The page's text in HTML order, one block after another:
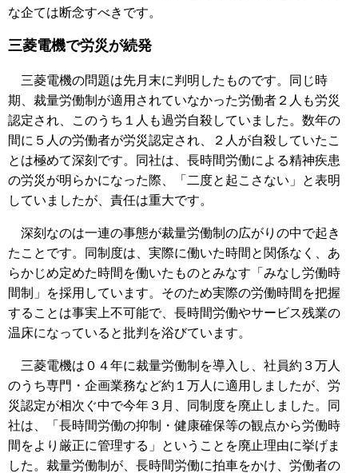
な企ては断念すべきです。
三菱電機で労災が続発
三菱電機の問題は先月末に判明したものです。同じ時
期、裁量労働制が適用されていなかった労働者２人も労災
認定され、このうち１人も過労自殺していました。数年の
間に５人の労働者が労災認定され、２人が自殺していたこ
とは極めて深刻です。同社は、長時間労働による精神疾患
の労災が明らかになった際、「二度と起こさない」と表明
していましたが、責任は重大です。
深刻なのは一連の事態が裁量労働制の広がりの中で起き
たことです。同制度は、実際に働いた時間と関係なく、あ
らかじめ定めた時間を働いたものとみなす「みなし労働時
間制」を採用しています。そのため実際の労働時間を把握
することは事実上不可能で、長時間労働やサービス残業の
温床になっていると批判を浴びています。
三菱電機は０４年に裁量労働制を導入し、社員約３万人
のうち専門・企画業務など約１万人に適用しましたが、労
災認定が相次ぐ中で今年３月、同制度を廃止しました。同
社は、「長時間労働の抑制・健康確保等の観点から労働時
間をより厳正に管理する」ということを廃止理由に挙げま
した。裁量労働制が、長時間労働に拍車をかけ、労働者の